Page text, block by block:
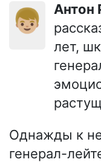
👦🏼
лет,
Однажды к
генерал-